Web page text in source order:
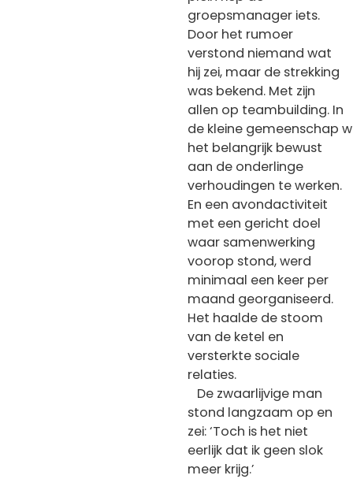
groepsmanager iets.
Door het rumoer
verstond niemand wat
hij zei, maar de strekking
was bekend. Met zijn
allen op teambuilding. In
de kleine gemeenschap
het belangrijk bewust
aan de onderlinge
verhoudingen te werken.
En een avondactiviteit
met een gericht doel
waar samenwerking
voorop stond, werd
minimaal een keer per
maand georganiseerd.
Het haalde de stoom
van de ketel en
versterkte sociale
relaties.
De zwaarlijvige man
stond langzaam op en
zei: ‘Toch is het niet
eerlijk dat ik geen slok
meer krijg.’